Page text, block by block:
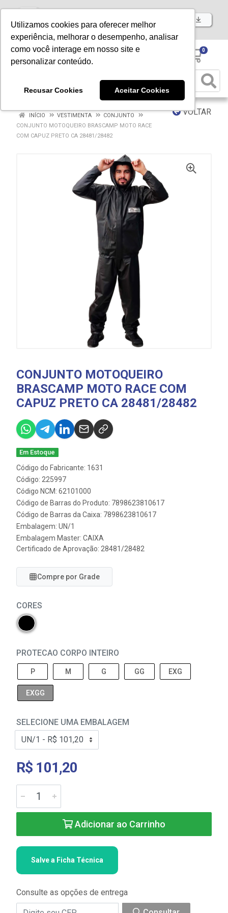
Utilizamos cookies para oferecer melhor
experiência, melhorar o desempenho, analisar
como você interage em nosso site e
personalizar conteúdo.
Recusar Cookies Aceitar Cookies
Baixe já nosso APP
0
VOLTAR
INÍCIO VESTIMENTA
CONJUNTO
CONJUNTO MOTOQUEIRO BRASCAMP MOTO RACE
COM CAPUZ PRETO CA 28481/28482
CONJUNTO MOTOQUEIRO
BRASCAMP MOTO RACE COM
CAPUZ PRETO CA 28481/28482
Em Estoque
Código do Fabricante: 1631
Código: 225997
Código NCM: 62101000
Código de Barras do Produto: 7898623810617
Código de Barras da Caixa: 7898623810617
Embalagem: UN/1
Embalagem Master: CAIXA
Certificado de Aprovação: 28481/28482
Compre por Grade
CORES
PROTECAO CORPO INTEIRO
P M G GG EXG
EXGG
SELECIONE UMA EMBALAGEM
R$ 101,20
Adicionar ao Carrinho
Salve a Ficha Técnica
Consulte as opções de entrega